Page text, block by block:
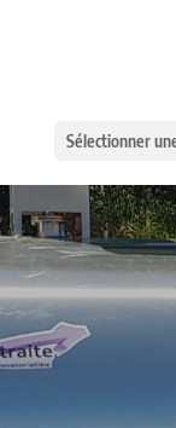
Sélectionner